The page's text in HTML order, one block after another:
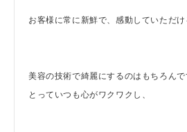
お客様に常に新鮮で、感動していただ
美容の技術で綺麗にするのはもちろん
とっていつも心がワクワクし、